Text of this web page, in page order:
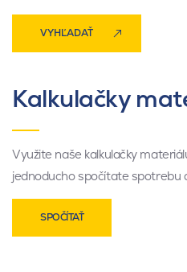
VYHĽADAŤ
Kalkulačky
Využite naše kalkulačky
jednoducho spočítate spotrebu
SPOČÍTAŤ